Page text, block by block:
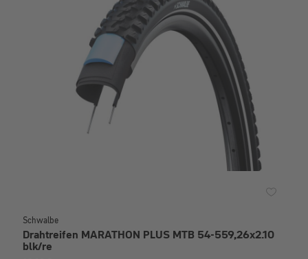
Schwalbe
Drahtreifen MARATHON PLUS MTB 54-559,26x2.10
blk/re